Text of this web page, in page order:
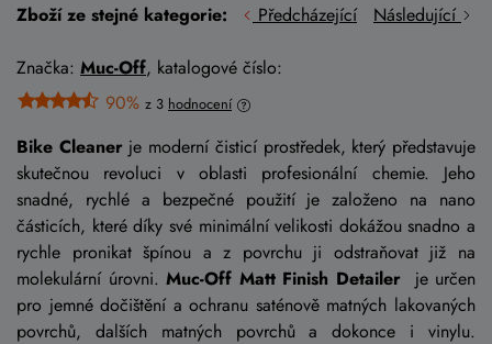
Zboží ze stejné kategorie: Předcházející Následující
Značka: Muc-Off, katalogové číslo:
90% z 3 hodnocení
Bike Cleanerje moderní čisticí prostředek, který představuje
skutečnou revoluci v oblasti profesionální chemie. Jeho
snadné, rychlé a bezpečné použití je založeno na nano
částicích, které díky své minimální velikosti dokážou snadno a
rychle pronikat špínou a z povrchu ji odstraňovat již na
molekulární úrovni. Muc-Off Matt Finish Detailer
je určen
pro jemné dočištění a ochranu saténově matných lakovaných
povrchů, dalších matných povrchů a dokonce i vinylu.